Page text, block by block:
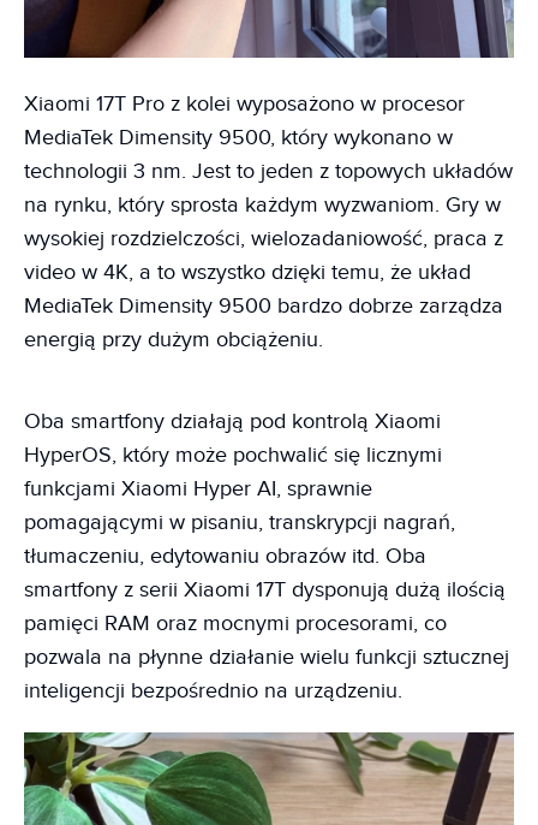
Xiaomi 17T Pro z kolei wyposażono w procesor
MediaTek Dimensity 9500, który wykonano w
technologii 3 nm. Jest to jeden z topowych układów
na rynku, który sprosta każdym wyzwaniom. Gry w
wysokiej rozdzielczości, wielozadaniowość, praca z
video w 4K, a to wszystko dzięki temu, że układ
MediaTek Dimensity 9500 bardzo dobrze zarządza
energią przy dużym obciążeniu.
Oba smartfony działają pod kontrolą Xiaomi
HyperOS, który może pochwalić się licznymi
funkcjami Xiaomi Hyper AI, sprawnie
pomagającymi w pisaniu, transkrypcji nagrań,
tłumaczeniu, edytowaniu obrazów itd. Oba
smartfony z serii Xiaomi 17T dysponują dużą ilością
pamięci RAM oraz mocnymi procesorami, co
pozwala na płynne działanie wielu funkcji sztucznej
inteligencji bezpośrednio na urządzeniu.